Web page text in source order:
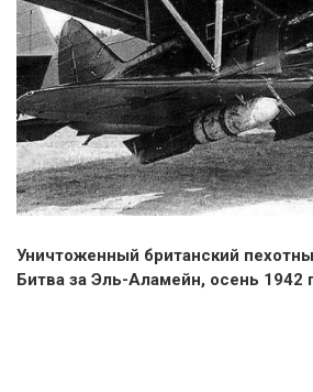
Уничтоженный британский
Битва за Эль-Аламейн, осень 1942